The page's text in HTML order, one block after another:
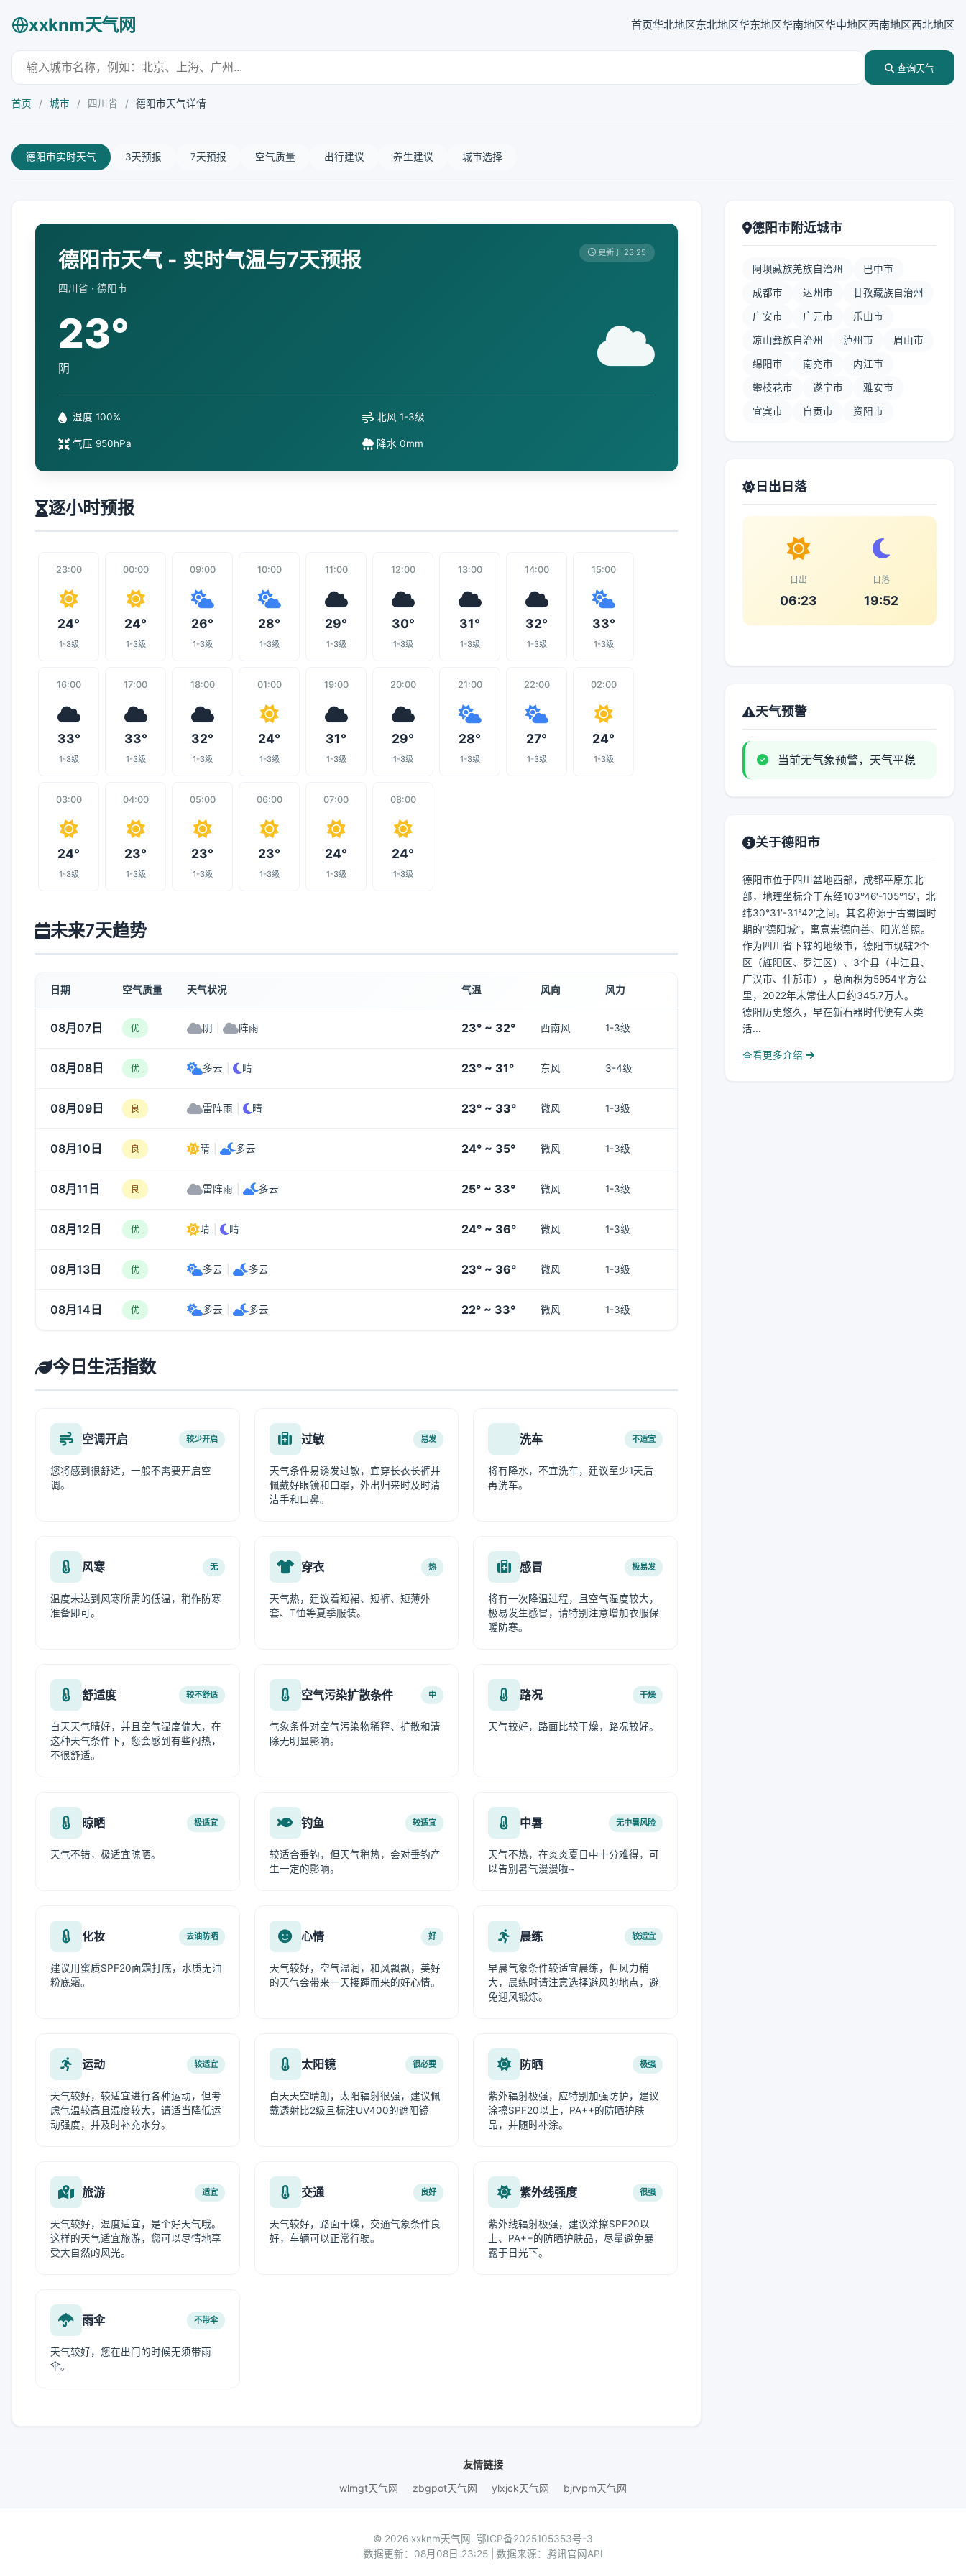
xxknm天气网 首页华北地区东北地区华东地区华南地区华中地区西南地区西北地区
查询天气
首页 / 城市 / 四川省 / 德阳市天气详情
德阳市实时天气 3天预报 7天预报 空气质量 出行建议 养生建议 城市选择
德阳市天气 - 实时气温与7天预报
四川省 · 德阳市
更新于 23:25
23°
阴
湿度 100% 北风 1-3级
气压 950hPa 降水 0mm
逐小时预报
23:00
24°
1-3级
00:00
24°
1-3级
09:00
26°
1-3级
10:00
28°
1-3级
11:00
29°
1-3级
12:00
30°
1-3级
13:00
31°
1-3级
14:00
32°
1-3级
15:00
33°
1-3级
16:00
33°
1-3级
17:00
33°
1-3级
18:00
32°
1-3级
01:00
24°
1-3级
19:00
31°
1-3级
20:00
29°
1-3级
21:00
28°
1-3级
22:00
27°
1-3级
02:00
24°
1-3级
03:00
24°
1-3级
04:00
23°
1-3级
05:00
23°
1-3级
06:00
23°
1-3级
07:00
24°
1-3级
08:00
24°
1-3级
未来7天趋势
日期 空气质量 天气状况 气温 风向 风力
08月07日 优 阴 阵雨 23° ~ 32° 西南风 1-3级
08月08日 优 多云 晴 23° ~ 31° 东风 3-4级
08月09日 良 雷阵雨 晴 23° ~ 33° 微风 1-3级
08月10日 良 晴 多云 24° ~ 35° 微风 1-3级
08月11日 良 雷阵雨 多云 25° ~ 33° 微风 1-3级
08月12日 优 晴 晴 24° ~ 36° 微风 1-3级
08月13日 优 多云 多云 23° ~ 36° 微风 1-3级
08月14日 优 多云 多云 22° ~ 33° 微风 1-3级
今日生活指数
空调开启 较少开启
您将感到很舒适，一般不需要开启空
调。
过敏 易发
天气条件易诱发过敏，宜穿长衣长裤并
佩戴好眼镜和口罩，外出归来时及时清
洁手和口鼻。
洗车 不适宜
将有降水，不宜洗车，建议至少1天后
再洗车。
风寒 无
温度未达到风寒所需的低温，稍作防寒
准备即可。
穿衣 热
天气热，建议着短裙、短裤、短薄外
套、T恤等夏季服装。
感冒 极易发
将有一次降温过程，且空气湿度较大，
极易发生感冒，请特别注意增加衣服保
暖防寒。
舒适度 较不舒适
白天天气晴好，并且空气湿度偏大，在
这种天气条件下，您会感到有些闷热，
不很舒适。
空气污染扩散条件 中
气象条件对空气污染物稀释、扩散和清
除无明显影响。
路况 干燥
天气较好，路面比较干燥，路况较好。
晾晒 极适宜
天气不错，极适宜晾晒。
钓鱼 较适宜
较适合垂钓，但天气稍热，会对垂钓产
生一定的影响。
中暑 无中暑风险
天气不热，在炎炎夏日中十分难得，可
以告别暑气漫漫啦~
化妆 去油防晒
建议用蜜质SPF20面霜打底，水质无油
粉底霜。
心情 好
天气较好，空气温润，和风飘飘，美好
的天气会带来一天接踵而来的好心情。
晨练 较适宜
早晨气象条件较适宜晨练，但风力稍
大，晨练时请注意选择避风的地点，避
免迎风锻炼。
运动 较适宜
天气较好，较适宜进行各种运动，但考
虑气温较高且湿度较大，请适当降低运
动强度，并及时补充水分。
太阳镜 很必要
白天天空晴朗，太阳辐射很强，建议佩
戴透射比2级且标注UV400的遮阳镜
防晒 极强
紫外辐射极强，应特别加强防护，建议
涂擦SPF20以上，PA++的防晒护肤
品，并随时补涂。
旅游 适宜
天气较好，温度适宜，是个好天气哦。
这样的天气适宜旅游，您可以尽情地享
受大自然的风光。
交通 良好
天气较好，路面干燥，交通气象条件良
好，车辆可以正常行驶。
紫外线强度 很强
紫外线辐射极强，建议涂擦SPF20以
上、PA++的防晒护肤品，尽量避免暴
露于日光下。
雨伞 不带伞
天气较好，您在出门的时候无须带雨
伞。
德阳市附近城市
阿坝藏族羌族自治州 巴中市
成都市 达州市 甘孜藏族自治州
广安市 广元市 乐山市
凉山彝族自治州 泸州市 眉山市
绵阳市 南充市 内江市
攀枝花市 遂宁市 雅安市
宜宾市 自贡市 资阳市
日出日落
日出
06:23
日落
19:52
天气预警
当前无气象预警，天气平稳
关于德阳市
德阳市位于四川盆地西部，成都平原东北
部，地理坐标介于东经103°46′-105°15′，北
纬30°31′-31°42′之间。其名称源于古蜀国时
期的“德阳城”，寓意崇德向善、阳光普照。
作为四川省下辖的地级市，德阳市现辖2个
区（旌阳区、罗江区）、3个县（中江县、
广汉市、什邡市），总面积为5954平方公
里，2022年末常住人口约345.7万人。
德阳历史悠久，早在新石器时代便有人类
活...
查看更多介绍
友情链接
wlmgt天气网
zbgpot天气网 ylxjck天气网 bjrvpm天气网
© 2026 xxknm天气网. 鄂ICP备2025105353号-3
数据更新：08月08日 23:25 | 数据来源：腾讯官网API